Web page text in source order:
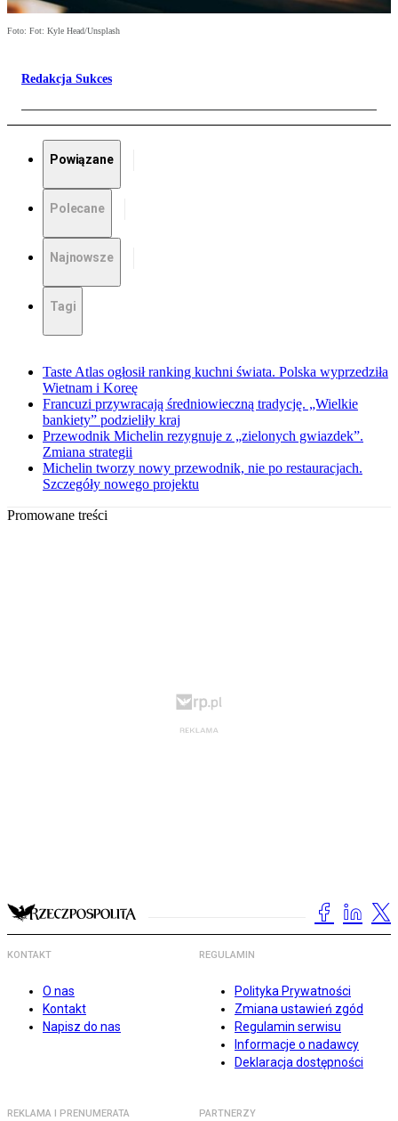
Foto: Fot: Kyle Head/Unsplash
Redakcja Sukces
Powiązane
Polecane
Najnowsze
Tagi
Taste Atlas ogłosił ranking kuchni świata. Polska wyprzedziła
Wietnam i Koreę
Francuzi przywracają średniowieczną tradycję. „Wielkie
bankiety” podzieliły kraj
Przewodnik Michelin rezygnuje z „zielonych gwiazdek”.
Zmiana strategii
Michelin tworzy nowy przewodnik, nie po restauracjach.
Szczegóły nowego projektu
Promowane treści
KONTAKT
O nas
Kontakt
Napisz do nas
REGULAMIN
Polityka Prywatności
Zmiana ustawień zgód
Regulamin serwisu
Informacje o nadawcy
Deklaracja dostępności
REKLAMA I PRENUMERATA PARTNERZY